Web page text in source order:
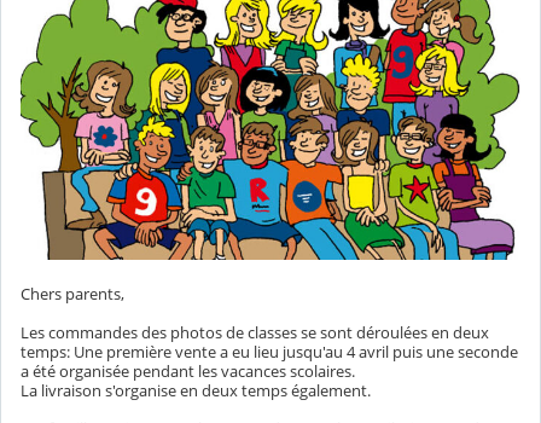
Chers parents,
Les commandes des photos de classes se sont déroulées en deux
temps: Une première vente a eu lieu jusqu'au 4 avril puis une seconde
a été organisée pendant les vacances scolaires.
La livraison s'organise en deux temps également.